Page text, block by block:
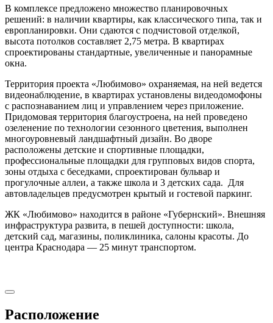
В комплексе предложено множество планировочных
решений: в наличии квартиры, как классического типа, так и
европланировки. Они сдаются с подчистовой отделкой,
высота потолков составляет 2,75 метра. В квартирах
спроектированы стандартные, увеличенные и панорамные
окна.
Территория проекта «Любимово» охраняемая, на ней ведется
видеонаблюдение, в квартирах установлены видеодомофоны
с распознаванием лиц и управлением через приложение.
Придомовая территория благоустроена, на ней проведено
озеленение по технологии сезонного цветения, выполнен
многоуровневый ландшафтный дизайн. Во дворе
расположены детские и спортивные площадки,
профессиональные площадки для групповых видов спорта,
зоны отдыха с беседками, спроектирован бульвар и
прогулочные аллеи, а также школа и 3 детских сада. Для
автовладельцев предусмотрен крытый и гостевой паркинг.
ЖК «Любимово» находится в районе «Губернский». Внешняя
инфраструктура развита, в пешей доступности: школа,
детский сад, магазины, поликлиника, салоны красоты. До
центра Краснодара — 25 минут транспортом.
Расположение